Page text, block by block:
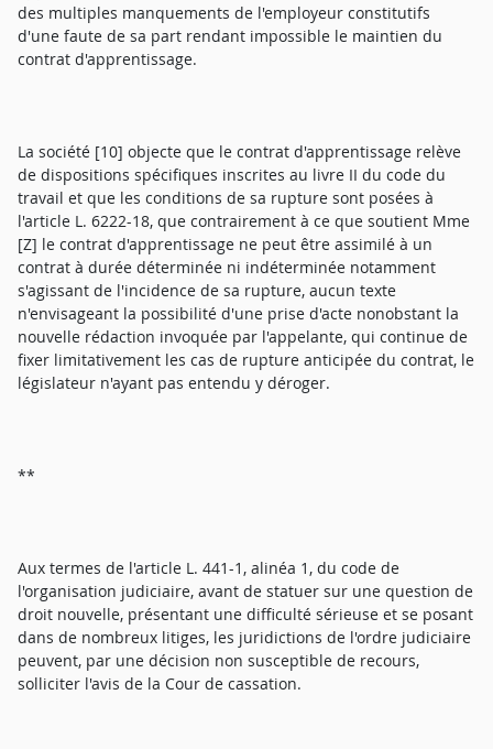
des multiples manquements de l'employeur constitutifs
d'une faute de sa part rendant impossible le maintien du
contrat d'apprentissage.
La société [10] objecte que le contrat d'apprentissage relève
de dispositions spécifiques inscrites au livre II du code du
travail et que les conditions de sa rupture sont posées à
l'article L. 6222-18, que contrairement à ce que soutient Mme
[Z] le contrat d'apprentissage ne peut être assimilé à un
contrat à durée déterminée ni indéterminée notamment
s'agissant de l'incidence de sa rupture, aucun texte
n'envisageant la possibilité d'une prise d'acte nonobstant la
nouvelle rédaction invoquée par l'appelante, qui continue de
fixer limitativement les cas de rupture anticipée du contrat, le
législateur n'ayant pas entendu y déroger.
**
Aux termes de l'article L. 441-1, alinéa 1, du code de
l'organisation judiciaire, avant de statuer sur une question de
droit nouvelle, présentant une difficulté sérieuse et se posant
dans de nombreux litiges, les juridictions de l'ordre judiciaire
peuvent, par une décision non susceptible de recours,
solliciter l'avis de la Cour de cassation.